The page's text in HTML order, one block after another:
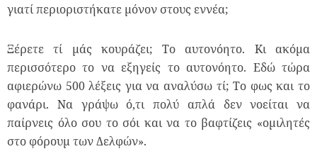
γιατί περιοριστήκατε μόνον στους εννέα;
Ξέρετε τί μάς κουράζει; Το αυτονόητο. Κι ακόμα
περισσότερο το να εξηγείς το αυτονόητο. Εδώ τώρα
αφιερώνω 500 λέξεις για να αναλύσω τί; Το φως και το
φανάρι. Να γράψω ό,τι πολύ απλά δεν νοείται να
παίρνεις όλο σου το σόι και να το βαφτίζεις «ομιλητές
στο φόρουμ των Δελφών».